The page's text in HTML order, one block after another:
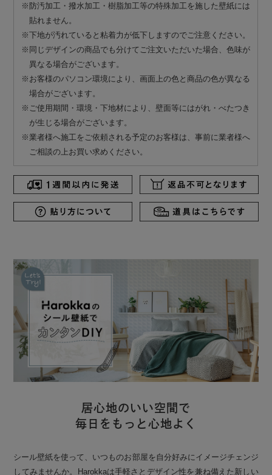
※防汚加工・撥水加工・樹脂加工等の特殊加工を施した壁紙には
貼れません。
※下地が汚れていると粘着力が低下しますのでご注意ください。
※同じデザインの商品でも分けてご注文いただいた場合、色味が
異なる場合がございます。
※お客様のパソコン環境により、画面上の色と商品の色が異なる
場合がございます。
※ご使用期間・環境・下地材により、壁面等にはがれ・べたつき
が生じる場合がございます。
※業者様へ施工をご依頼される予定のお客様は、事前に業者様へ
ご相談の上お買い求めください。
居心地のいい空間で
毎日をもっと心地よく
シール壁紙を使って、いつものお部屋を自分好みにイメージチェンジ
してみませんか。Harokkaは手軽さとデザイン性を兼ね備えた新しい